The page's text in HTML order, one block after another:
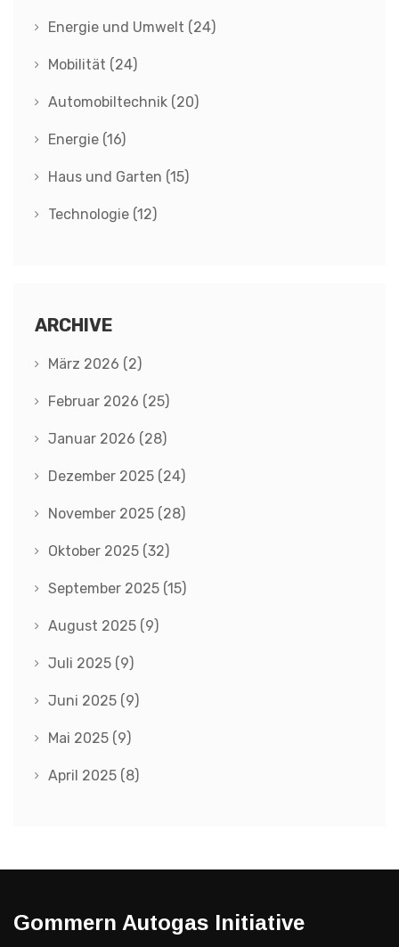
Energie und Umwelt (24)
Mobilität (24)
Automobiltechnik (20)
Energie (16)
Haus und Garten (15)
Technologie (12)
ARCHIVE
März 2026 (2)
Februar 2026 (25)
Januar 2026 (28)
Dezember 2025 (24)
November 2025 (28)
Oktober 2025 (32)
September 2025 (15)
August 2025 (9)
Juli 2025 (9)
Juni 2025 (9)
Mai 2025 (9)
April 2025 (8)
Gommern Autogas Initiative